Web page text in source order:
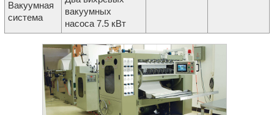
Вакуумная
система
вакуумных
насоса 7.5 кВт